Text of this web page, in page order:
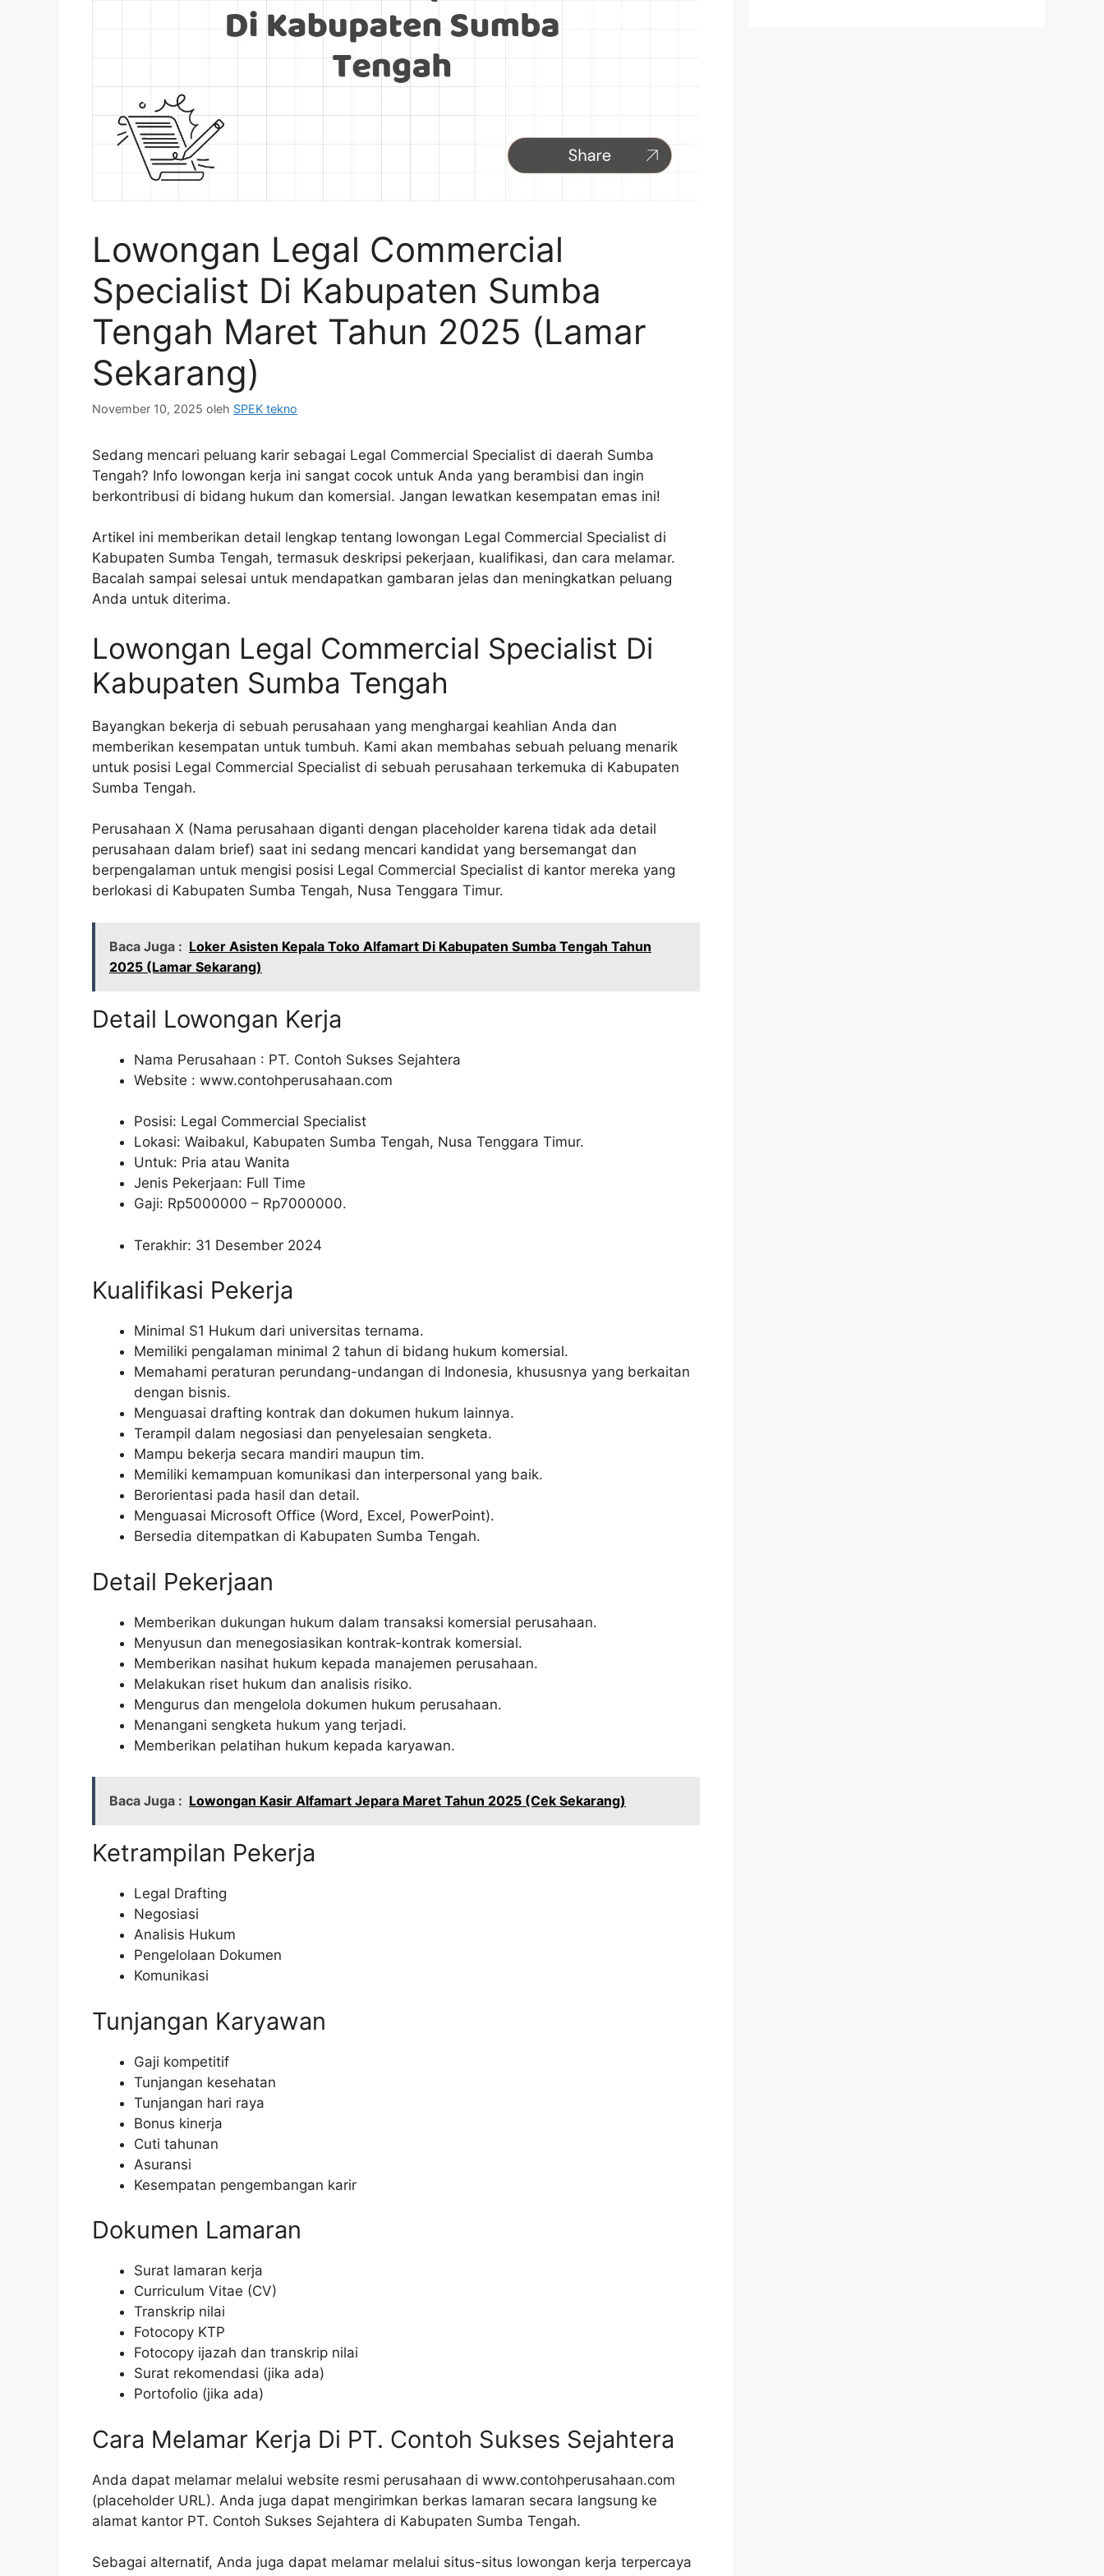
Lowongan Legal Commercial
Specialist Di Kabupaten Sumba
Tengah Maret Tahun 2025 (Lamar
Sekarang)
November 10, 2025 oleh SPEK tekno
Sedang mencari peluang karir sebagai Legal Commercial Specialist di daerah Sumba
Tengah? Info lowongan kerja ini sangat cocok untuk Anda yang berambisi dan ingin
berkontribusi di bidang hukum dan komersial. Jangan lewatkan kesempatan emas ini!
Artikel ini memberikan detail lengkap tentang lowongan Legal Commercial Specialist di
Kabupaten Sumba Tengah, termasuk deskripsi pekerjaan, kualifikasi, dan cara melamar.
Bacalah sampai selesai untuk mendapatkan gambaran jelas dan meningkatkan peluang
Anda untuk diterima.
Lowongan Legal Commercial Specialist Di
Kabupaten Sumba Tengah
Bayangkan bekerja di sebuah perusahaan yang menghargai keahlian Anda dan
memberikan kesempatan untuk tumbuh. Kami akan membahas sebuah peluang menarik
untuk posisi Legal Commercial Specialist di sebuah perusahaan terkemuka di Kabupaten
Sumba Tengah.
Perusahaan X (Nama perusahaan diganti dengan placeholder karena tidak ada detail
perusahaan dalam brief) saat ini sedang mencari kandidat yang bersemangat dan
berpengalaman untuk mengisi posisi Legal Commercial Specialist di kantor mereka yang
berlokasi di Kabupaten Sumba Tengah, Nusa Tenggara Timur.
Baca Juga : Loker Asisten Kepala Toko Alfamart Di Kabupaten Sumba Tengah Tahun
2025 (Lamar Sekarang)
Detail Lowongan Kerja
Nama Perusahaan : PT. Contoh Sukses Sejahtera
Website : www.contohperusahaan.com
Posisi: Legal Commercial Specialist
Lokasi: Waibakul, Kabupaten Sumba Tengah, Nusa Tenggara Timur.
Untuk: Pria atau Wanita
Jenis Pekerjaan: Full Time
Gaji: Rp5000000 – Rp7000000.
Terakhir: 31 Desember 2024
Kualifikasi Pekerja
Minimal S1 Hukum dari universitas ternama.
Memiliki pengalaman minimal 2 tahun di bidang hukum komersial.
Memahami peraturan perundang-undangan di Indonesia, khususnya yang berkaitan
dengan bisnis.
Menguasai drafting kontrak dan dokumen hukum lainnya.
Terampil dalam negosiasi dan penyelesaian sengketa.
Mampu bekerja secara mandiri maupun tim.
Memiliki kemampuan komunikasi dan interpersonal yang baik.
Berorientasi pada hasil dan detail.
Menguasai Microsoft Office (Word, Excel, PowerPoint).
Bersedia ditempatkan di Kabupaten Sumba Tengah.
Detail Pekerjaan
Memberikan dukungan hukum dalam transaksi komersial perusahaan.
Menyusun dan menegosiasikan kontrak-kontrak komersial.
Memberikan nasihat hukum kepada manajemen perusahaan.
Melakukan riset hukum dan analisis risiko.
Mengurus dan mengelola dokumen hukum perusahaan.
Menangani sengketa hukum yang terjadi.
Memberikan pelatihan hukum kepada karyawan.
Baca Juga : Lowongan Kasir Alfamart Jepara Maret Tahun 2025 (Cek Sekarang)
Ketrampilan Pekerja
Legal Drafting
Negosiasi
Analisis Hukum
Pengelolaan Dokumen
Komunikasi
Tunjangan Karyawan
Gaji kompetitif
Tunjangan kesehatan
Tunjangan hari raya
Bonus kinerja
Cuti tahunan
Asuransi
Kesempatan pengembangan karir
Dokumen Lamaran
Surat lamaran kerja
Curriculum Vitae (CV)
Transkrip nilai
Fotocopy KTP
Fotocopy ijazah dan transkrip nilai
Surat rekomendasi (jika ada)
Portofolio (jika ada)
Cara Melamar Kerja Di PT. Contoh Sukses Sejahtera
Anda dapat melamar melalui website resmi perusahaan di www.contohperusahaan.com
(placeholder URL). Anda juga dapat mengirimkan berkas lamaran secara langsung ke
alamat kantor PT. Contoh Sukses Sejahtera di Kabupaten Sumba Tengah.
Sebagai alternatif, Anda juga dapat melamar melalui situs-situs lowongan kerja terpercaya